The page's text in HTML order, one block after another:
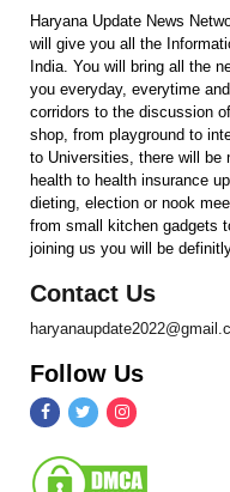
Haryana Update News
will give you all the
India. You will bring all the
you everyday, everytime
corridors to the discussion
shop, from playground to
to Universities, there will be
health to health insurance
dieting, election or nook
from small kitchen gadgets
joining us you will be
Contact Us
Follow Us